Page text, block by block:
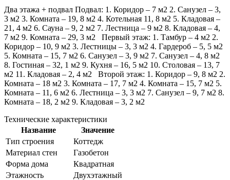
Два этажа + подвал Подвал: 1. Коридор – 7 м2 2. Санузел – 3,
3 м2 3. Комната – 19, 8 м2 4. Котельная 11, 8 м2 5. Кладовая –
21, 4 м2 6. Сауна – 9, 2 м2 7. Лестница – 9 м2 8. Кладовая – 4,
7 м2 9. Комната – 29, 3 м2 Первый этаж: 1. Тамбур – 4 м2 2.
Коридор – 10, 9 м2 3. Лестницы – 3, 3 м2 4. Гардероб – 5, 5 м2
5. Комната – 15, 7 м2 6. Санузел – 3, 9 м2 7. Санузел – 4, 8 м2
8. Гостиная – 32, 1 м2 9. Кухня – 16, 5 м2 10. Столовая – 13, 7
м2 11. Кладовая – 2, 4 м2 Второй этаж: 1. Коридор – 9, 8 м2 2.
Комната – 18 м2 3. Комната – 17, 7 м2 4. Комната – 15, 7 м2 5.
Комната – 11, 6 м2 6. Лестница – 3, 3 м2 7. Санузел – 9, 7 м2 8.
Комната – 18, 2 м2 9. Кладовая – 3, 2 м2
Технические характеристики
Название
Значение
Тип строения
Коттедж
Материал стен
Газобетон
Форма дома
Квадратная
Этажность
Двухэтажный